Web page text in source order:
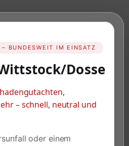
BUNDESWEIT IM EINSATZ
Dosse
– schnell, neutral und
oder einem